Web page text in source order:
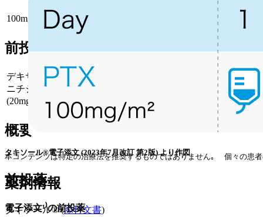
タキソール®電子添文 (2023年7月改訂 第2版) より作図
前投薬
電子添文¹⁾の前投薬
100mg/m² 点滴
1~ Day1,8,15,22,29,36
前投薬
デキサメタゾンリン酸エステルナトリウム注射液 (8mg) +ラ
ニチジン塩酸塩注射液 (50mg) or 注射用ファモチジン
(20mg)+ジフェンヒドラミン塩酸塩錠 (50mg)
概要
本コンテンツは特定の治療法を推奨するものではありません｡  個々の患
薬剤情報
タキソール® (添付文書)